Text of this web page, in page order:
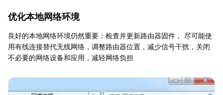
优化本地网络环境
良好的本地网络环境仍然重要：检查并更新路由器固件， 尽可能使
用有线连接替代无线网络，调整路由器位置，减少信号干扰，关闭
不必要的网络设备和应用，减轻网络负担